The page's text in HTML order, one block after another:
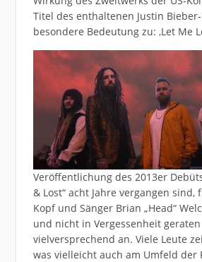
Titel des enthaltenen Justin
besondere Bedeutung zu: ,Let Me
Veröffentlichung des 2013er
& Lost“ acht Jahre vergangen sind,
Kopf und Sänger Brian „Head“
und nicht in Vergessenheit
vielversprechend an. Viele Leute
was vielleicht auch am Umfeld der